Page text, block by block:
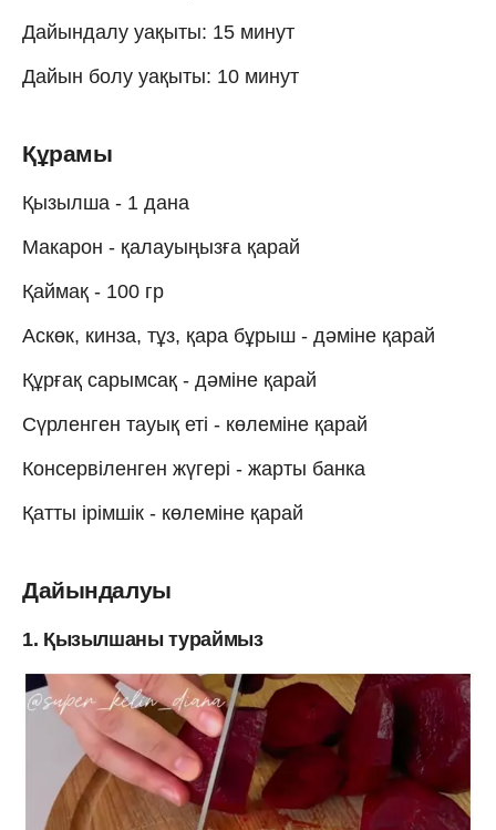
Дайындалу уақыты: 15 минут
Дайын болу уақыты: 10 минут
Құрамы
Қызылша - 1 дана
Макарон - қалауыңызға қарай
Қаймақ - 100 гр
Аскөк, кинза, тұз, қара бұрыш - дәміне қарай
Құрғақ сарымсақ - дәміне қарай
Сүрленген тауық еті - көлеміне қарай
Консервіленген жүгері - жарты банка
Қатты ірімшік - көлеміне қарай
Дайындалуы
1. Қызылшаны тураймыз